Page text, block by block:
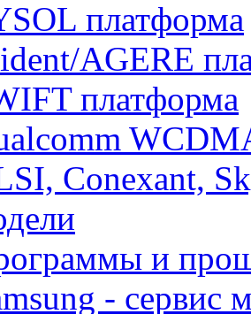
платформа
AGERE
платформа
Conexant,
и
- cервис